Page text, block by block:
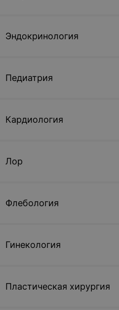
Эндокринология
Педиатрия
Кардиология
Лор
Флебология
Гинекология
Пластическая хирургия